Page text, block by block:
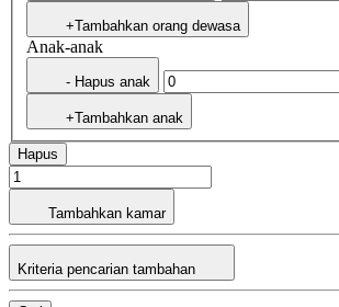
+Tambahkan orang dewasa
Anak-anak
- Hapus anak
+Tambahkan anak
Hapus
Tambahkan kamar
Kriteria pencarian tambahan